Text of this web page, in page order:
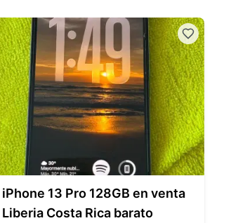
iPhone 13 Pro 128GB en venta
Liberia Costa Rica barato